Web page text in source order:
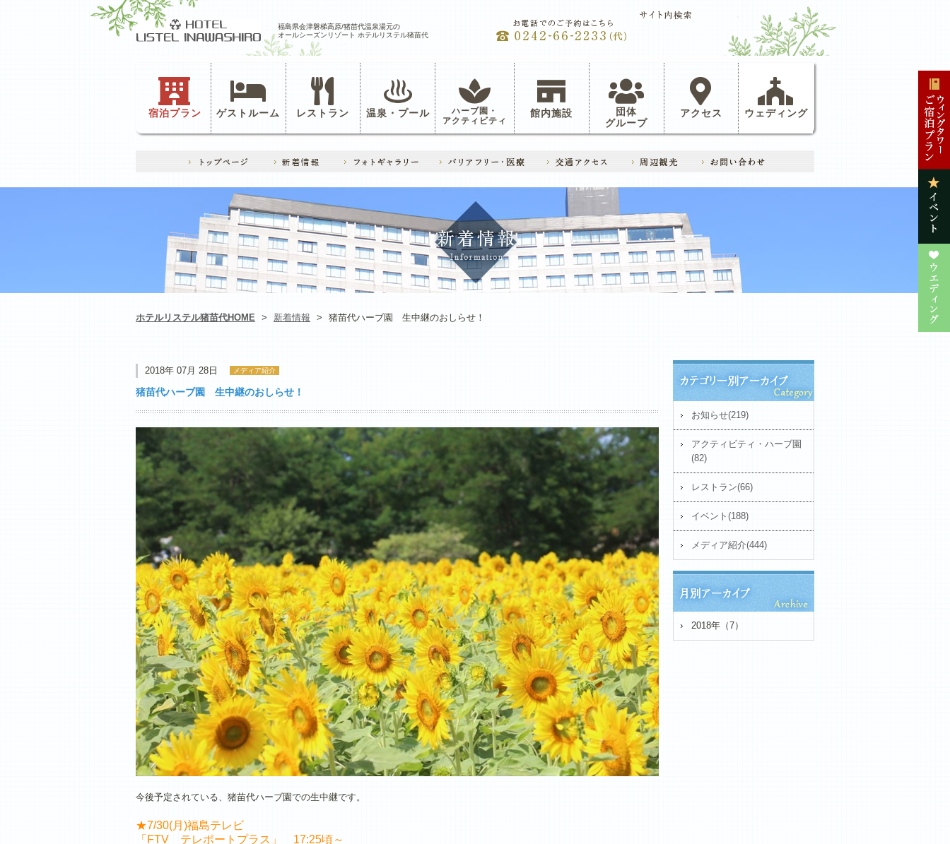
福島県会津磐梯高原/猪苗代温泉湯元の
オールシーズンリゾート ホテルリステル猪苗代
宿泊プラン ゲストルーム レストラン 温泉・プール ハーブ園・
アクティビティ
館内施設
団体
グループ
アクセス ウェディング
ホテルリステル猪苗代HOME > 新着情報 > 猪苗代ハーブ園 生中継のおしらせ！
2018年 07月 28日 メディア紹介
猪苗代ハーブ園 生中継のおしらせ！
今後予定されている、猪苗代ハーブ園での生中継です。
★7/30(月)福島テレビ
「FTV テレポートプラス」 17:25頃～
お知らせ(219)
アクティビティ・ハーブ園
(82)
レストラン(66)
イベント(188)
メディア紹介(444)
2018年（7）